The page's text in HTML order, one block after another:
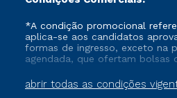
abrir todas as condições
*A condição promocional
aplica-se aos candidatos
formas de ingresso, exceto na
agendada, que ofertam bolsas
que ainda não tenham
cancelado ou trancado sua